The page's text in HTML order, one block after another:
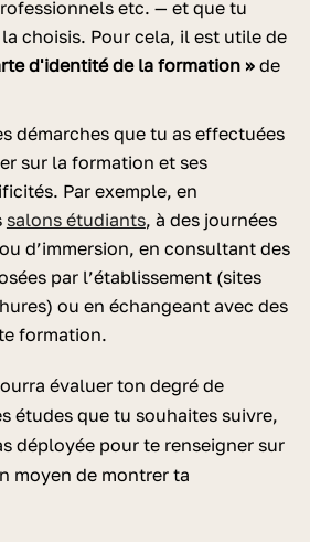
etc. — et que tu
choisis. Pour cela, il est utile de
d'identité de la formation »de
démarches que tu as effectuées
sur la formation et ses
Par exemple, en
salons étudiants, à des journées
d’immersion, en consultant des
par l’établissement (sites
ou en échangeant avec des
formation.
évaluer ton degré de
études que tu souhaites suivre,
déployée pour te renseigner sur
moyen de montrer ta